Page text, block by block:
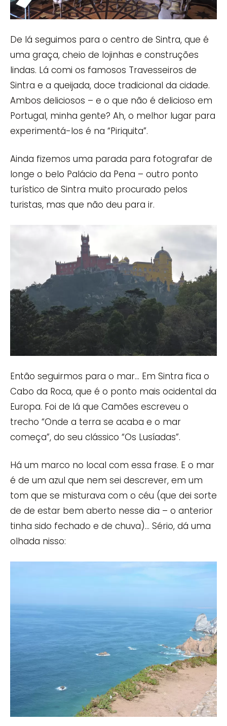
De lá seguimos para o centro de Sintra, que é
uma graça, cheio de lojinhas e construções
lindas. Lá comi os famosos Travesseiros de
Sintra e a queijada, doce tradicional da cidade.
Ambos deliciosos – e o que não é delicioso em
Portugal, minha gente? Ah, o melhor lugar para
experimentá-los é na “Piriquita”.
Ainda fizemos uma parada para fotografar de
longe o belo Palácio da Pena – outro ponto
turístico de Sintra muito procurado pelos
turistas, mas que não deu para ir.
Então seguirmos para o mar… Em Sintra fica o
Cabo da Roca, que é o ponto mais ocidental da
Europa. Foi de lá que Camões escreveu o
trecho “Onde a terra se acaba e o mar
começa”, do seu clássico “Os Lusíadas”.
Há um marco no local com essa frase. E o mar
é de um azul que nem sei descrever, em um
tom que se misturava com o céu (que dei sorte
de de estar bem aberto nesse dia – o anterior
tinha sido fechado e de chuva)… Sério, dá uma
olhada nisso: